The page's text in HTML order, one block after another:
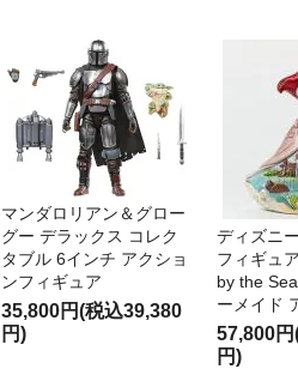
マンダロリアン＆グロー
グー デラックス コレク
タブル 6インチ アクショ
ンフィギュア
35,800円(税込39,380
円)
ディズニ
フィギュ
by the
ーメイド
57,800
円)